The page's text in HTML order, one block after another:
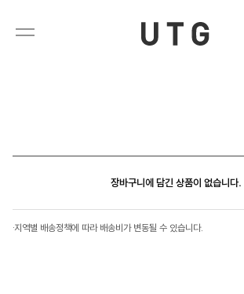
장바구니에 담긴 상품이 없습니다.
·지역별 배송정책에 따라 배송비가 변동될 수 있습니다.